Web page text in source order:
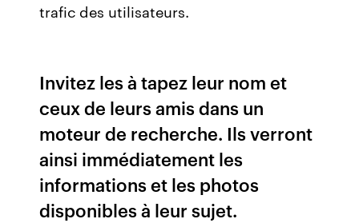
trafic des utilisateurs.
Invitez les à tapez leur nom et
ceux de leurs amis dans un
moteur de recherche. Ils verront
ainsi immédiatement les
informations et les photos
disponibles à leur sujet.